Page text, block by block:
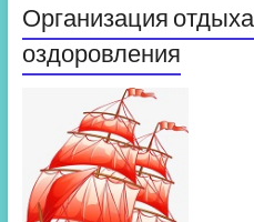
Организация
оздоровления